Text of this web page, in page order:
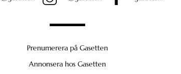
Prenumerera på Gasetten
Annonsera hos Gasetten